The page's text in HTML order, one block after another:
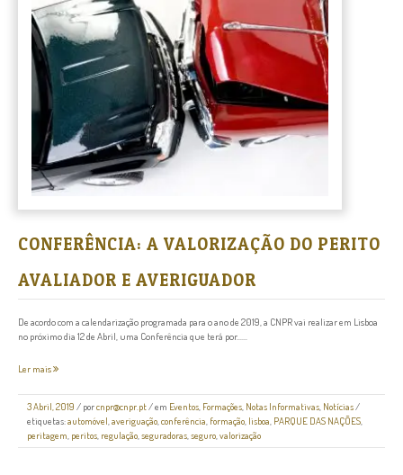
CONFERÊNCIA: A VALORIZAÇÃO DO PERITO
AVALIADOR E AVERIGUADOR
De acordo com a calendarização programada para o ano de 2019, a CNPR vai realizar em Lisboa
no próximo dia 12 de Abril, uma Conferência que terá por......
Ler mais
3 Abril, 2019 / porcnpr@cnpr.pt/ em Eventos, Formações, Notas Informativas, Notícias/
etiquetas:automóvel,averiguação,conferência, formação, lisboa, PARQUE DAS NAÇÕES,
peritagem, peritos, regulação,seguradoras,seguro,valorização